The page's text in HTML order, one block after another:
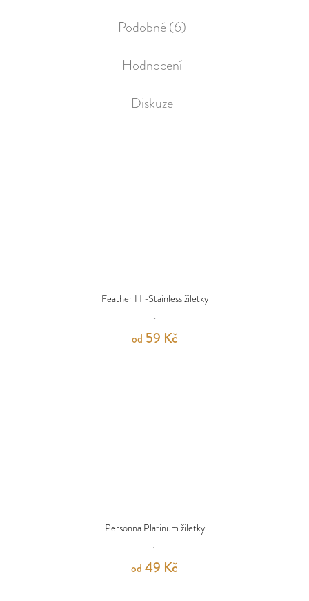
Podobné (6)
Hodnocení
Diskuze
Feather Hi-Stainless žiletky
od 59 Kč
Personna Platinum žiletky
od 49 Kč